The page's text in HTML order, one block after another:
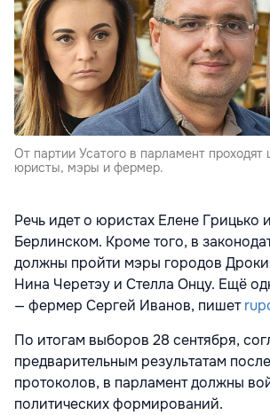
От партии Усатого в парламент проходят
юристы, мэры и фермер.
Речь идет о юристах Елене Грицько
Берлинском. Кроме того, в
должны пройти мэры городов
Нина Черетэу и Стелла Онцу. Ещё
— фермер Сергей Иванов, пишет
По итогам выборов 28 сентября,
предварительным результатам
протоколов, в парламент должны
политических формирований.